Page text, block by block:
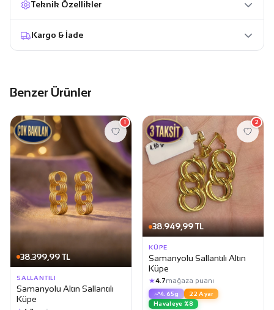
Teknik Özellikler
Kargo & İade
Benzer Ürünler
38.399,99 TL
1
SALLANTILI
Samanyolu Altın Sallantılı
Küpe
38.949,99 TL
2
KÜPE
Samanyolu Sallantılı Altın
Küpe
★4.7mağaza puanı
4.65g
22 Ayar
Havaleye %8